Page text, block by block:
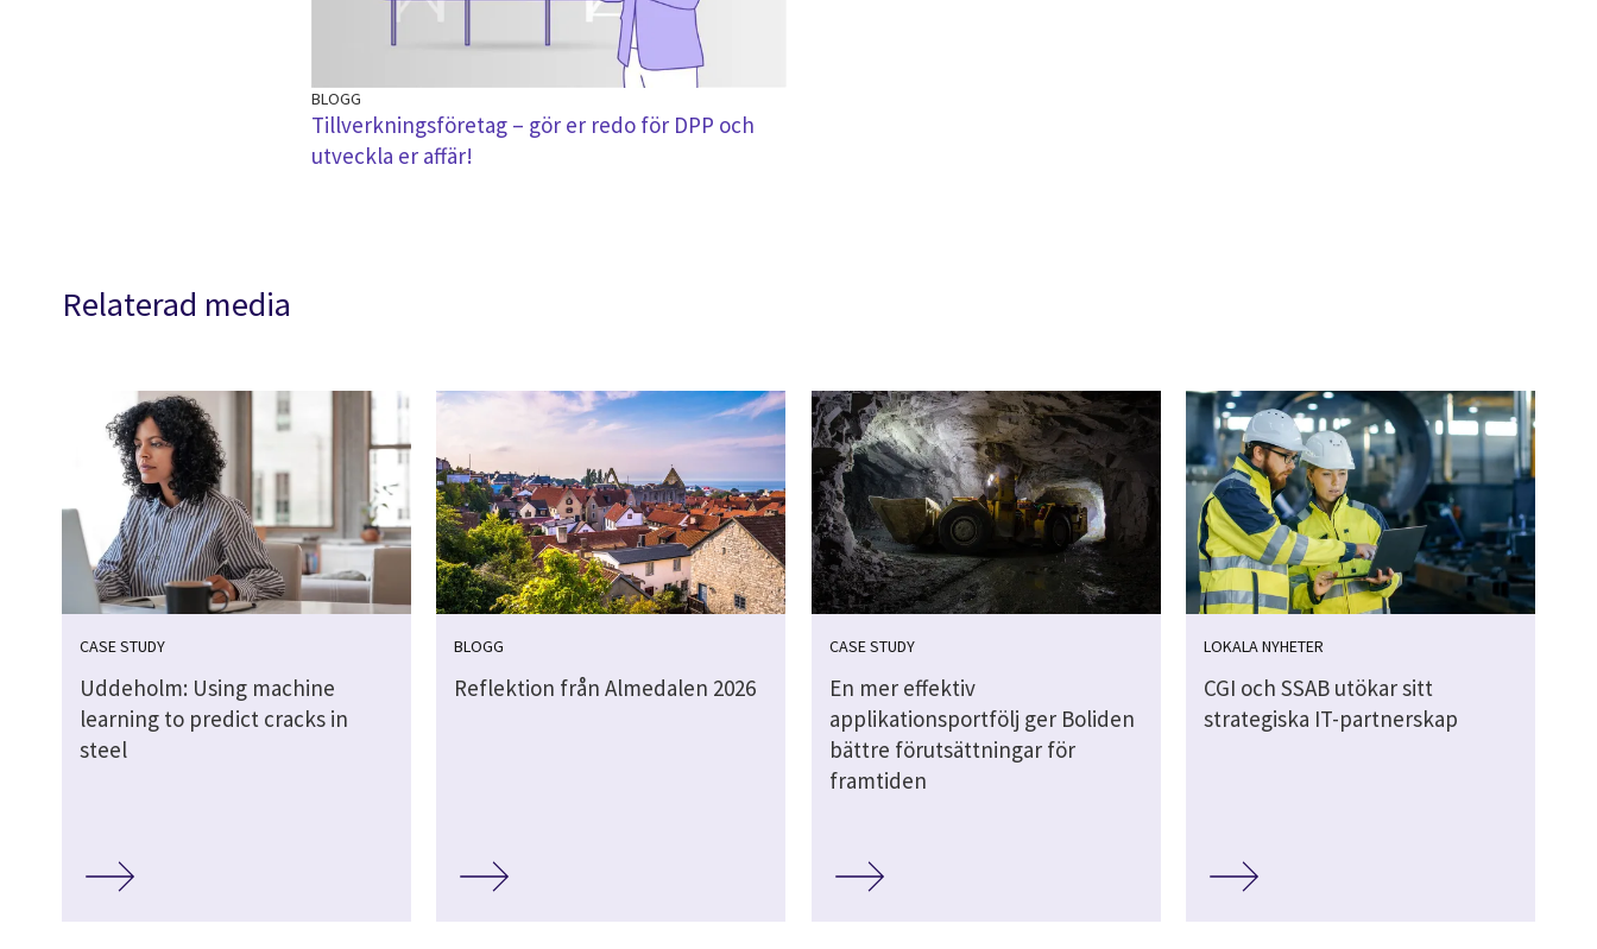
BLOGG
Tillverkningsföretag – gör er redo för DPP och
utveckla er affär!
Relaterad media
CASE STUDY
Uddeholm: Using machine
learning to predict cracks in
steel
BLOGG
Reflektion från Almedalen 2026
CASE STUDY
En mer effektiv
applikationsportfölj ger Boliden
bättre förutsättningar för
framtiden
LOKALA NYHETER
CGI och SSAB utökar sitt
strategiska IT-partnerskap